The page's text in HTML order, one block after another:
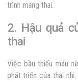
trình mang thai.
2. Hậu quả
thai
Việc bầu thiếu máu
phát triển của thai